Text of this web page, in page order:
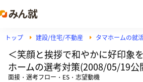
トップ 建設/住宅/不動産 タマホームの就
＜笑顔と挨拶で和やかに好印象
ホームの選考対策(2008/05/19公
面接・選考フロー・ES・志望動機